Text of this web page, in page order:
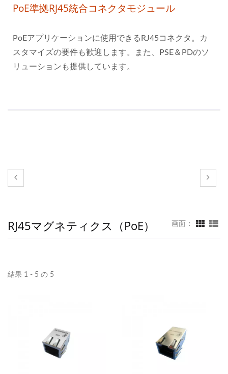
PoE準拠RJ45統合コネクタモジュール
PoEアプリケーションに使用できるRJ45コネクタ。カ
スタマイズの要件も歓迎します。また、PSE＆PDのソ
リューションも提供しています。
RJ45マグネティクス（PoE） 画面：
結果 1 - 5 の 5